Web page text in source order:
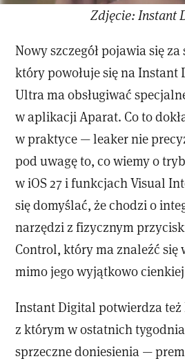
Zdjęcie: Instant
Nowy szczegół pojawia się
który powołuje się na Instant
Ultra ma obsługiwać
w aplikacji Aparat. Co to
w praktyce — leaker nie
pod uwagę to, co wiemy o
w iOS 27 i funkcjach Visual
się domyślać, że chodzi o
narzędzi z fizycznym
Control, który ma znaleźć się
mimo jego wyjątkowo
Instant Digital potwierdza
z którym w ostatnich
sprzeczne doniesienia —